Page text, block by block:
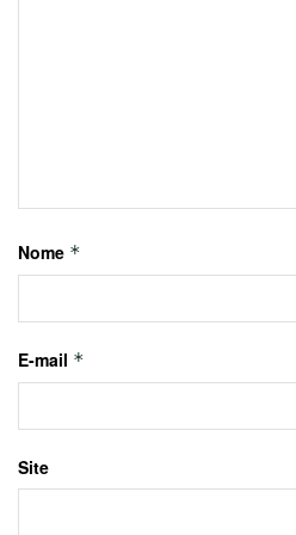
Nome *
E-mail *
Site